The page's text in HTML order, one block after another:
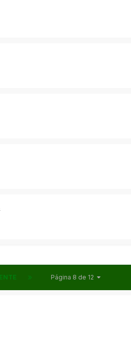
Página 8 de 12